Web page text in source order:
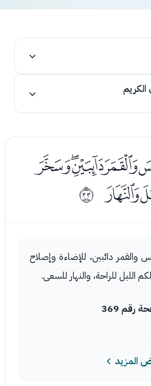
الكريم
ﰠ
دائبين، للإضاءة وإصلاح
الليل للراحة، والنهار للسعى.
رقم 369
المزيد